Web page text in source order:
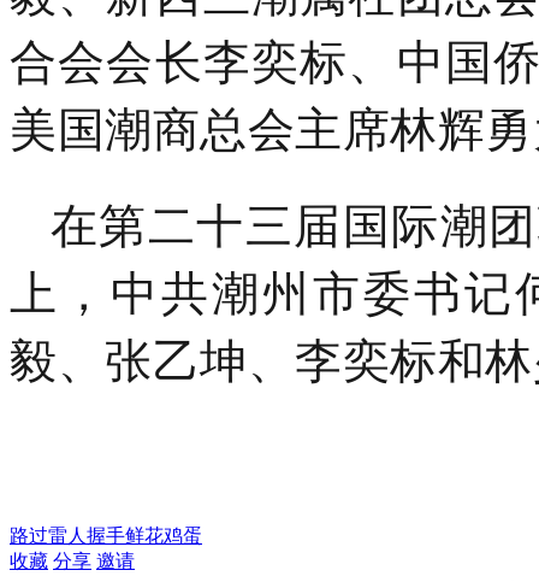
合会会长李奕标、中国
美国潮商总会主席林辉
在第二十三届国际潮
上，中共潮州市委书记
毅、张乙坤、李奕标和
路过雷人 握手鲜花鸡蛋
收藏 分享 邀请